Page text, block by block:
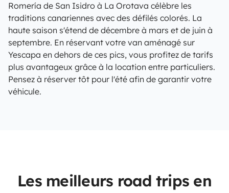
Romería de San Isidro à La Orotava célèbre les
traditions canariennes avec des défilés colorés. La
haute saison s'étend de décembre à mars et de juin à
septembre. En réservant votre van aménagé sur
Yescapa en dehors de ces pics, vous profitez de tarifs
plus avantageux grâce à la location entre particuliers.
Pensez à réserver tôt pour l'été afin de garantir votre
véhicule.
Les meilleurs road trips en